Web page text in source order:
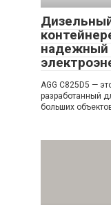
надежный
AGG C825D5 —
разработанный
больших